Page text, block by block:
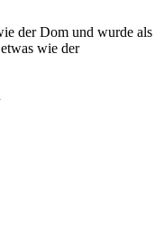
der Dom und wurde als
wie der